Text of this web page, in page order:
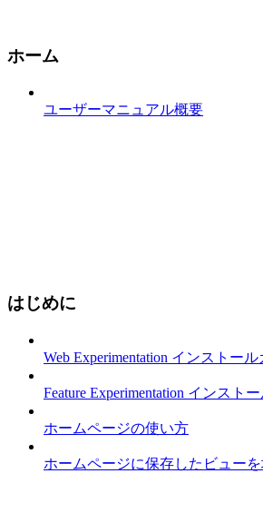
ホーム
ユーザーマニュアル概要
はじめに
Web Experimentation インストール
Feature Experimentation インスト
ホームページの使い方
ホームページに保存したビュー